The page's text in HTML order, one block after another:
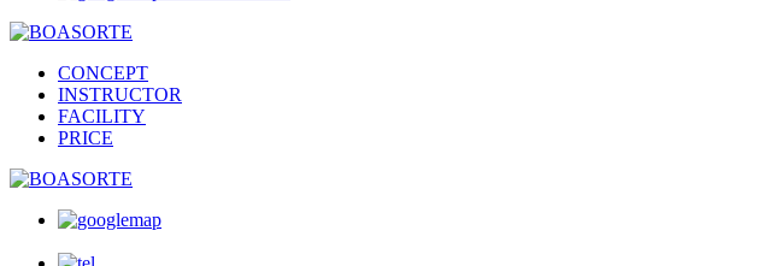
CONCEPT
INSTRUCTOR
FACILITY
PRICE